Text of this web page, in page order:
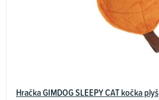
Hračka GIMDOG SLEEPY CAT kočka plyš